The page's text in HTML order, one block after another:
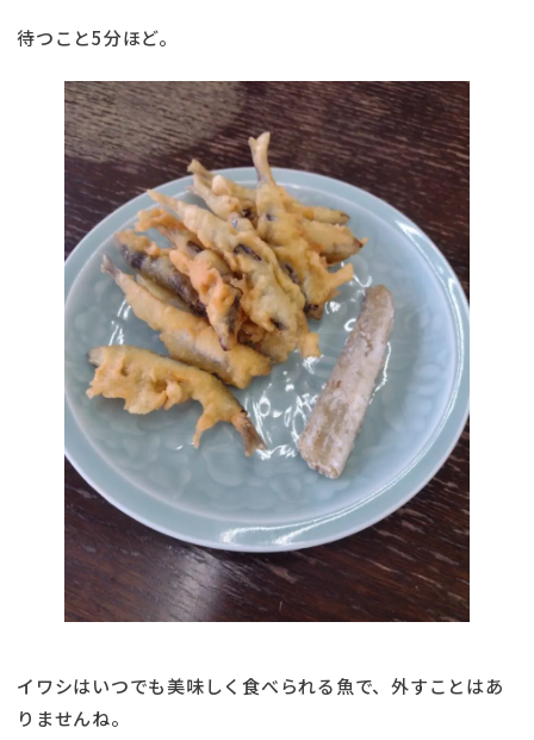
待つこと5分ほど。
イワシはいつでも美味しく食べられる魚で、外すことはあ
りませんね。